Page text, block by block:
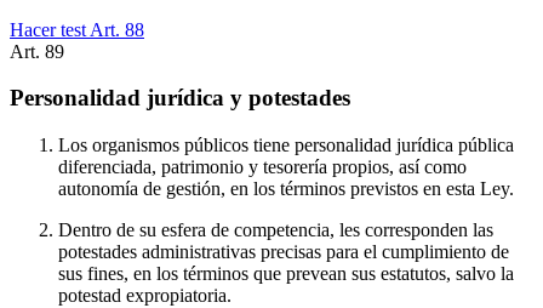
Hacer test Art. 88
Art. 89
Personalidad jurídica y potestades
Los organismos públicos tiene personalidad jurídica pública
diferenciada, patrimonio y tesorería propios, así como
autonomía de gestión, en los términos previstos en esta Ley.
Dentro de su esfera de competencia, les corresponden las
potestades administrativas precisas para el cumplimiento de
sus fines, en los términos que prevean sus estatutos, salvo la
potestad expropiatoria.